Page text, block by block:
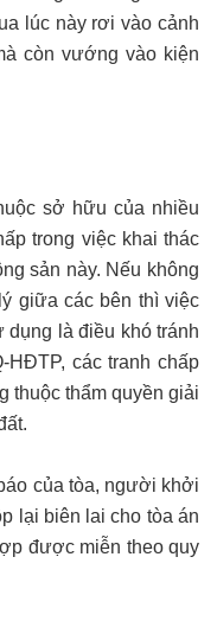
lúc này rơi vào cảnh
còn vướng vào kiện
sở hữu của nhiều
trong việc khai thác
sản này. Nếu không
giữa các bên thì việc
dụng là điều khó tránh
HĐTP, các tranh chấp
thuộc thẩm quyền giải
của tòa, người khởi
lại biên lai cho tòa án
được miễn theo quy